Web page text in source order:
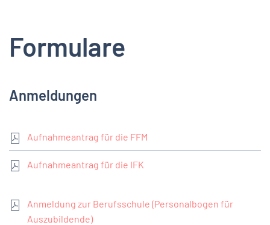
Formulare
Anmeldungen
Aufnahmeantrag für die FFM
Aufnahmeantrag für die IFK
Anmeldung zur Berufsschule (Personalbogen für
Auszubildende)